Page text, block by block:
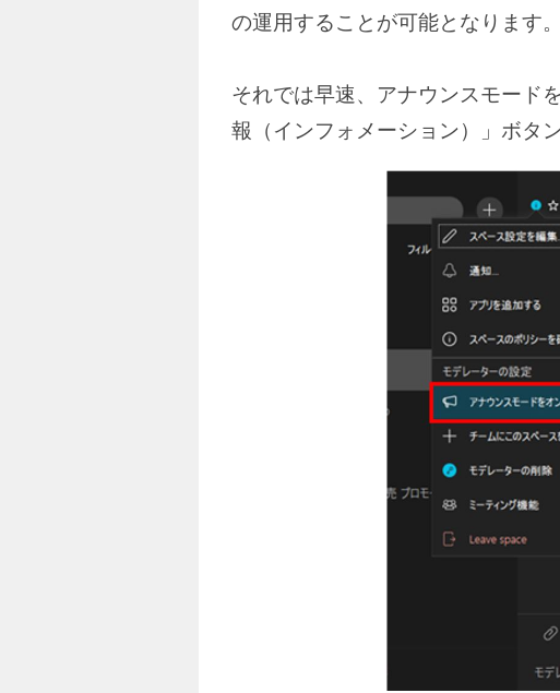
の運用することが可能となります。
それでは早速、アナウンスモード
報（インフォメーション）」ボタ